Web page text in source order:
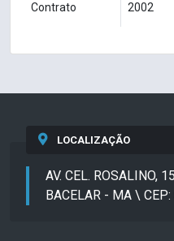
Contrato
2002
LOCALIZAÇÃO
AV. CEL. ROSALINO,
BACELAR - MA \